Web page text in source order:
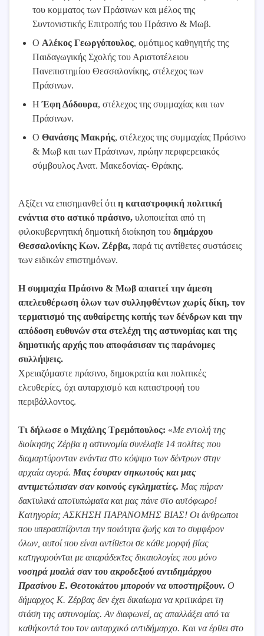
του κομματος των Πράσινων και μέλος της
Συντονιστικής Επιτροπής του Πράσινο & Μωβ.
Ο Αλέκος Γεωργόπουλος, ομότιμος καθηγητής της
Παιδαγωγικής Σχολής του Αριστοτέλειου
Πανεπιστημίου Θεσσαλονίκης, στέλεχος των
Πράσινων.
Η Έφη Δόδουρα, στέλεχος της συμμαχίας και των
Πράσινων.
Ο Θανάσης Μακρής, στέλεχος της συμμαχίας Πράσινο
& Μωβ και των Πράσινων, πρώην περιφερειακός
σύμβουλος Ανατ. Μακεδονίας- Θράκης.
Αξίζει να επισημανθεί ότι η καταστροφική πολιτική
ενάντια στο αστικό πράσινο, υλοποιείται από τη
φιλοκυβερνητική δημοτική διοίκηση του δημάρχου
Θεσσαλονίκης Κων. Ζέρβα, παρά τις αντίθετες συστάσεις
των ειδικών επιστημόνων.
Η συμμαχία Πράσινο & Μωβ απαιτεί την άμεση
απελευθέρωση όλων των συλληφθέντων χωρίς δίκη, τον
τερματισμό της αυθαίρετης κοπής των δένδρων και την
απόδοση ευθυνών στα στελέχη της αστυνομίας και της
δημοτικής αρχής που αποφάσισαν τις παράνομες
συλλήψεις.
Χρειαζόμαστε πράσινο, δημοκρατία και πολιτικές
ελευθερίες, όχι αυταρχισμό και καταστροφή του
περιβάλλοντος.
Τι δήλωσε ο Μιχάλης Τρεμόπουλος: «Με εντολή της
διοίκησης Ζέρβα η αστυνομία συνέλαβε 14 πολίτες που
διαμαρτύρονταν ενάντια στο κόψιμο των δέντρων στην
αρχαία αγορά. Μας έσυραν σηκωτούς και μας
αντιμετώπισαν σαν κοινούς εγκληματίες. Μας πήραν
δακτυλικά αποτυπώματα και μας πάνε στο αυτόφωρο!
Κατηγορία; ΑΣΚΗΣΗ ΠΑΡΑΝΟΜΗΣ ΒΙΑΣ! Οι άνθρωποι
που υπερασπίζονται την ποιότητα ζωής και το συμφέρον
όλων, αυτοί που είναι αντίθετοι σε κάθε μορφή βίας
κατηγορούνται με απαράδεκτες δικαιολογίες που μόνο
νοσηρά μυαλά σαν του ακροδεξιού αντιδημάρχου
Πρασίνου Ε. Θεοτοκάτου μπορούν να υποστηρίξουν. Ο
δήμαρχος Κ. Ζέρβας δεν έχει δικαίωμα να κριτικάρει τη
στάση της αστυνομίας. Αν διαφωνεί, ας απαλλάξει από τα
καθήκοντά του τον αυταρχικό αντιδήμαρχο. Και να έρθει στο